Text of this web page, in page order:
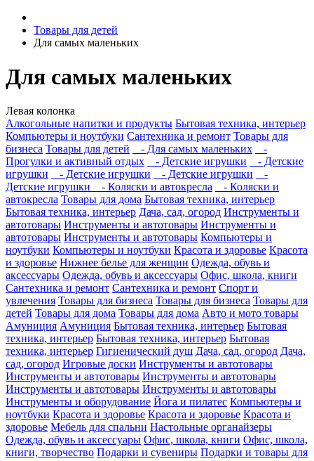
Товары для детей
Для самых маленьких
Для самых маленьких
Левая колонка
Алкогольные напитки и продукты Бытовая техника, интерьер
Компьютеры и ноутбуки Сантехника и ремонт Товары для
бизнеса Товары для детей - Для самых маленьких
-
Прогулки и активный отдых
- Детские игрушки
- Детские
игрушки
- Детские игрушки - Детские игрушки
-
Детские игрушки
- Коляски и автокресла
- Коляски и
автокресла Товары для дома Бытовая техника, интерьер
Бытовая техника, интерьер Дача, сад, огород Инструменты и
автотовары Инструменты и автотовары Инструменты и
автотовары Инструменты и автотовары Компьютеры и
ноутбуки Компьютеры и ноутбуки Красота и здоровье Красота
и здоровье Нижнее белье для женщин Одежда, обувь и
аксессуары Одежда, обувь и аксессуары Офис, школа, книги
Сантехника и ремонт Сантехника и ремонт Спорт и
увлечения Товары для бизнеса Товары для бизнеса Товары для
детей Товары для дома Товары для дома Авто и мото товары
Амуниция Амуниция Бытовая техника, интерьер Бытовая
техника, интерьер Бытовая техника, интерьер Бытовая
техника, интерьер Гигиенический душ Дача, сад, огород Дача,
сад, огород Игровые доски Инструменты и автотовары
Инструменты и автотовары Инструменты и автотовары
Инструменты и автотовары Инструменты и автотовары
Инструменты и оборудование Йога и пилатес Компьютеры и
ноутбуки Красота и здоровье Красота и здоровье Красота и
здоровье Мебель для спальни Настольные органайзеры
Одежда, обувь и аксессуары Офис, школа, книги Офис, школа,
книги, творчество Подарки и сувениры Подарки и товары для